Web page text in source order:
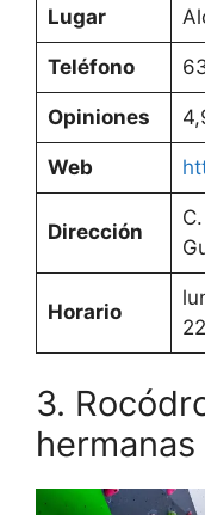
Lugar
Teléfono
Opiniones
Web
Dirección
Horario
3.
hermanas